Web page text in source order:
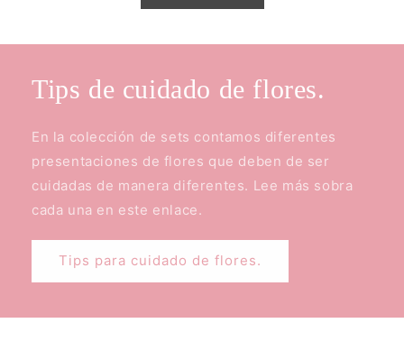
Tips de cuidado de flores.
En la colección de sets contamos diferentes
presentaciones de flores que deben de ser
cuidadas de manera diferentes. Lee más sobra
cada una en este enlace.
Tips para cuidado de flores.